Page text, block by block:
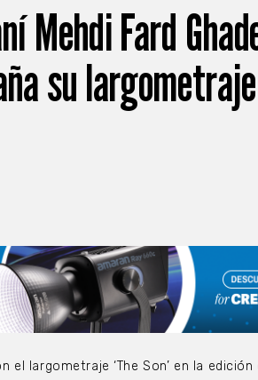
Mehdi Fard
su
largometraje ‘The Son’ en la edición